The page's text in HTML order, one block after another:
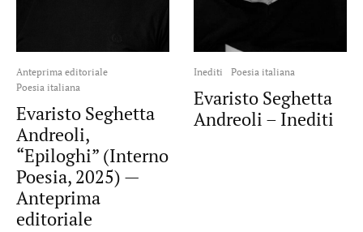
Anteprima editoriale
Poesia italiana
Evaristo Seghetta
Andreoli,
“Epiloghi” (Interno
Poesia, 2025) —
Anteprima
editoriale
Inediti Poesia italiana
Evaristo Seghetta
Andreoli – Inediti